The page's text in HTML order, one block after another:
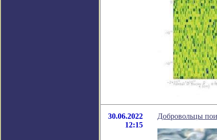
30.06.2022
12:15
Добровольцы